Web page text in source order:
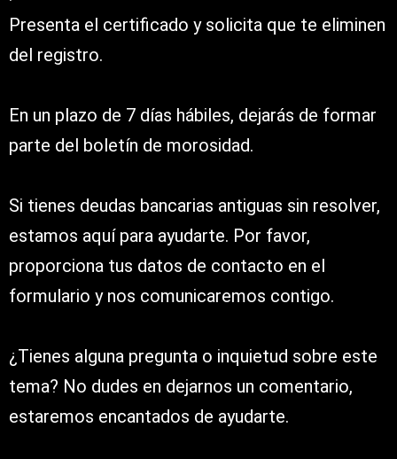
Presenta el certificado y solicita que te eliminen
del registro.
En un plazo de 7 días hábiles, dejarás de formar
parte del boletín de morosidad.
Si tienes deudas bancarias antiguas sin resolver,
estamos aquí para ayudarte. Por favor,
proporciona tus datos de contacto en el
formulario y nos comunicaremos contigo.
¿Tienes alguna pregunta o inquietud sobre este
tema? No dudes en dejarnos un comentario,
estaremos encantados de ayudarte.